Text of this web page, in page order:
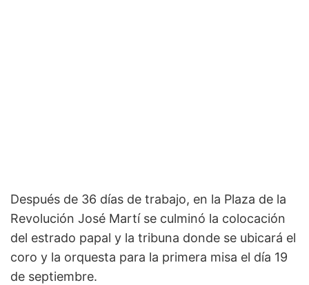
Después de 36 días de trabajo, en la Plaza de la
Revolución José Martí se culminó la colocación
del estrado papal y la tribuna donde se ubicará el
coro y la orquesta para la primera misa el día 19
de septiembre.